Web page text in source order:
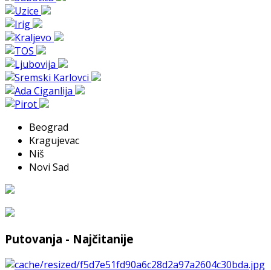
Beograd
Kragujevac
Niš
Novi Sad
Putovanja - Najčitanije